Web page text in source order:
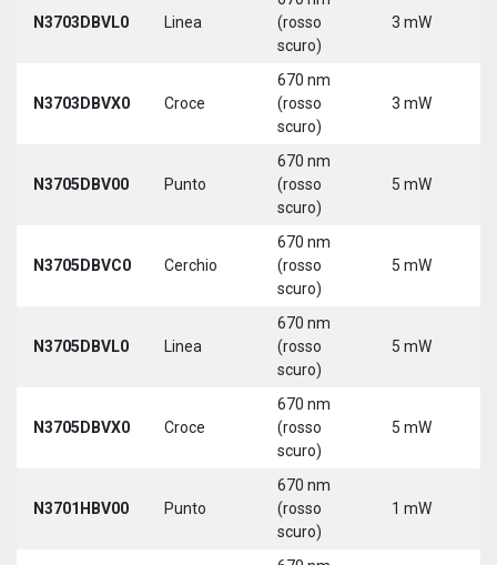
N3703DBVL0 Linea
(rosso
scuro)
3 mW
N3703DBVX0 Croce
670 nm
(rosso
scuro)
3 mW
N3705DBV00 Punto
670 nm
(rosso
scuro)
5 mW
N3705DBVC0 Cerchio
670 nm
(rosso
scuro)
5 mW
N3705DBVL0 Linea
670 nm
(rosso
scuro)
5 mW
N3705DBVX0 Croce
670 nm
(rosso
scuro)
5 mW
N3701HBV00 Punto
670 nm
(rosso
scuro)
1 mW